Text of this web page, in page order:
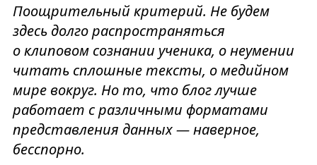
Поощрительный критерий. Не будем
здесь долго распространяться
о клиповом сознании ученика, о неумении
читать сплошные тексты, о медийном
мире вокруг. Но то, что блог лучше
работает с различными форматами
представления данных — наверное,
бесспорно.